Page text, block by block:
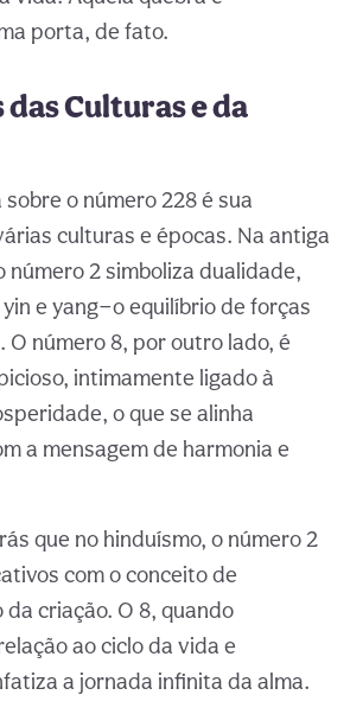
porta, de fato.
Culturas e da
o número 228 é sua
culturas e épocas. Na antiga
número 2 simboliza dualidade,
e yang—o equilíbrio de forças
número 8, por outro lado, é
intimamente ligado à
o que se alinha
a mensagem de harmonia e
que no hinduísmo, o número 2
com o conceito de
criação. O 8, quando
ao ciclo da vida e
a jornada infinita da alma.